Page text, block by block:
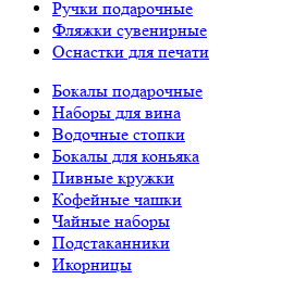
Ручки подарочные
Фляжки сувенирные
Оснастки для печати
Бокалы подарочные
Наборы для вина
Водочные стопки
Бокалы для коньяка
Пивные кружки
Кофейные чашки
Чайные наборы
Подстаканники
Икорницы